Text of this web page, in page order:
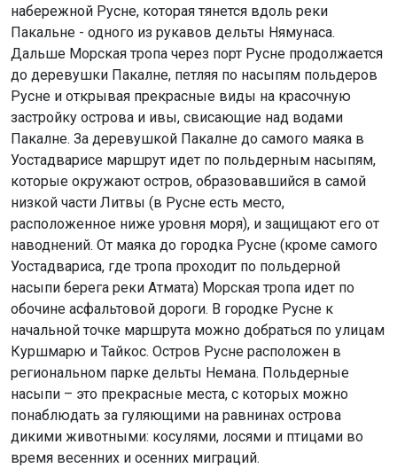
набережной Русне, которая тянется вдоль реки
Пакальне - одного из рукавов дельты Нямунаса.
Дальше Морская тропа через порт Русне продолжается
до деревушки Пакалне, петляя по насыпям польдеров
Русне и открывая прекрасные виды на красочную
застройку острова и ивы, свисающие над водами
Пакалне. За деревушкой Пакалне до самого маяка в
Уостадварисе маршрут идет по польдерным насыпям,
которые окружают остров, образовавшийся в самой
низкой части Литвы (в Русне есть место,
расположенное ниже уровня моря), и защищают его от
наводнений. От маяка до городка Русне (кроме самого
Уостадвариса, где тропа проходит по польдерной
насыпи берега реки Атмата) Морская тропа идет по
обочине асфальтовой дороги. В городке Русне к
начальной точке маршрута можно добраться по улицам
Куршмарю и Тайкос. Остров Русне расположен в
региональном парке дельты Немана. Польдерные
насыпи – это прекрасные места, с которых можно
понаблюдать за гуляющими на равнинах острова
дикими животными: косулями, лосями и птицами во
время весенних и осенних миграций.